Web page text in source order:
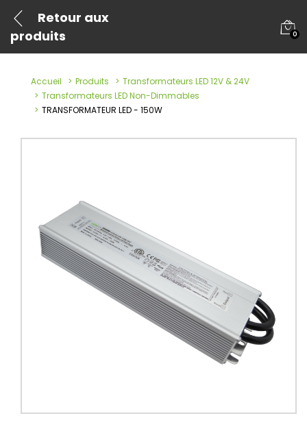
Retour aux
produits
0
Accueil Produits
Transformateurs LED 12V & 24V
Transformateurs LED Non-Dimmables
TRANSFORMATEUR LED - 150W